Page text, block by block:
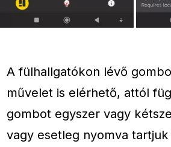
A fülhallgatókon lévő
művelet is elérhető, attól
gombot egyszer vagy
vagy esetleg nyomva tartjuk